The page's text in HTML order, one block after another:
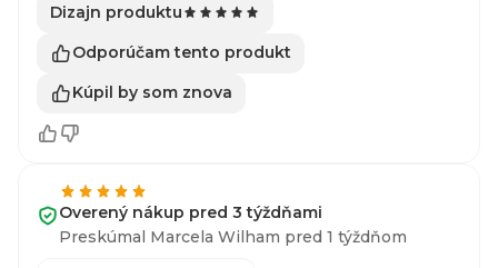
Dizajn produktu
Odporúčam tento produkt
Kúpil by som znova
Overený nákup pred 3 týždňami
Preskúmal Marcela Wilham pred 1 týždňom